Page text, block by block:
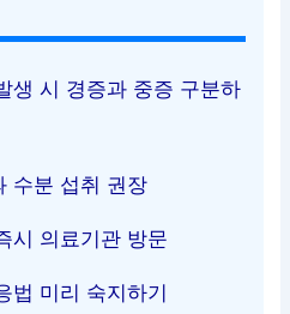
생 시 경증과 중증 구분하
수분 섭취 권장
시 의료기관 방문
법 미리 숙지하기